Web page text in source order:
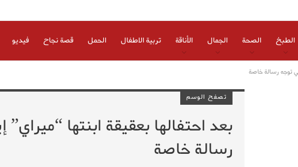
الطبخ الصحة الجمال الأناقة تربية الاطفال الحمل قصة نجاح فيديو
توجه رسالة خاصة
تصفح الوسم
بعد احتفالها بعقيقة ابنتها “ميراي”
رسالة خاصة